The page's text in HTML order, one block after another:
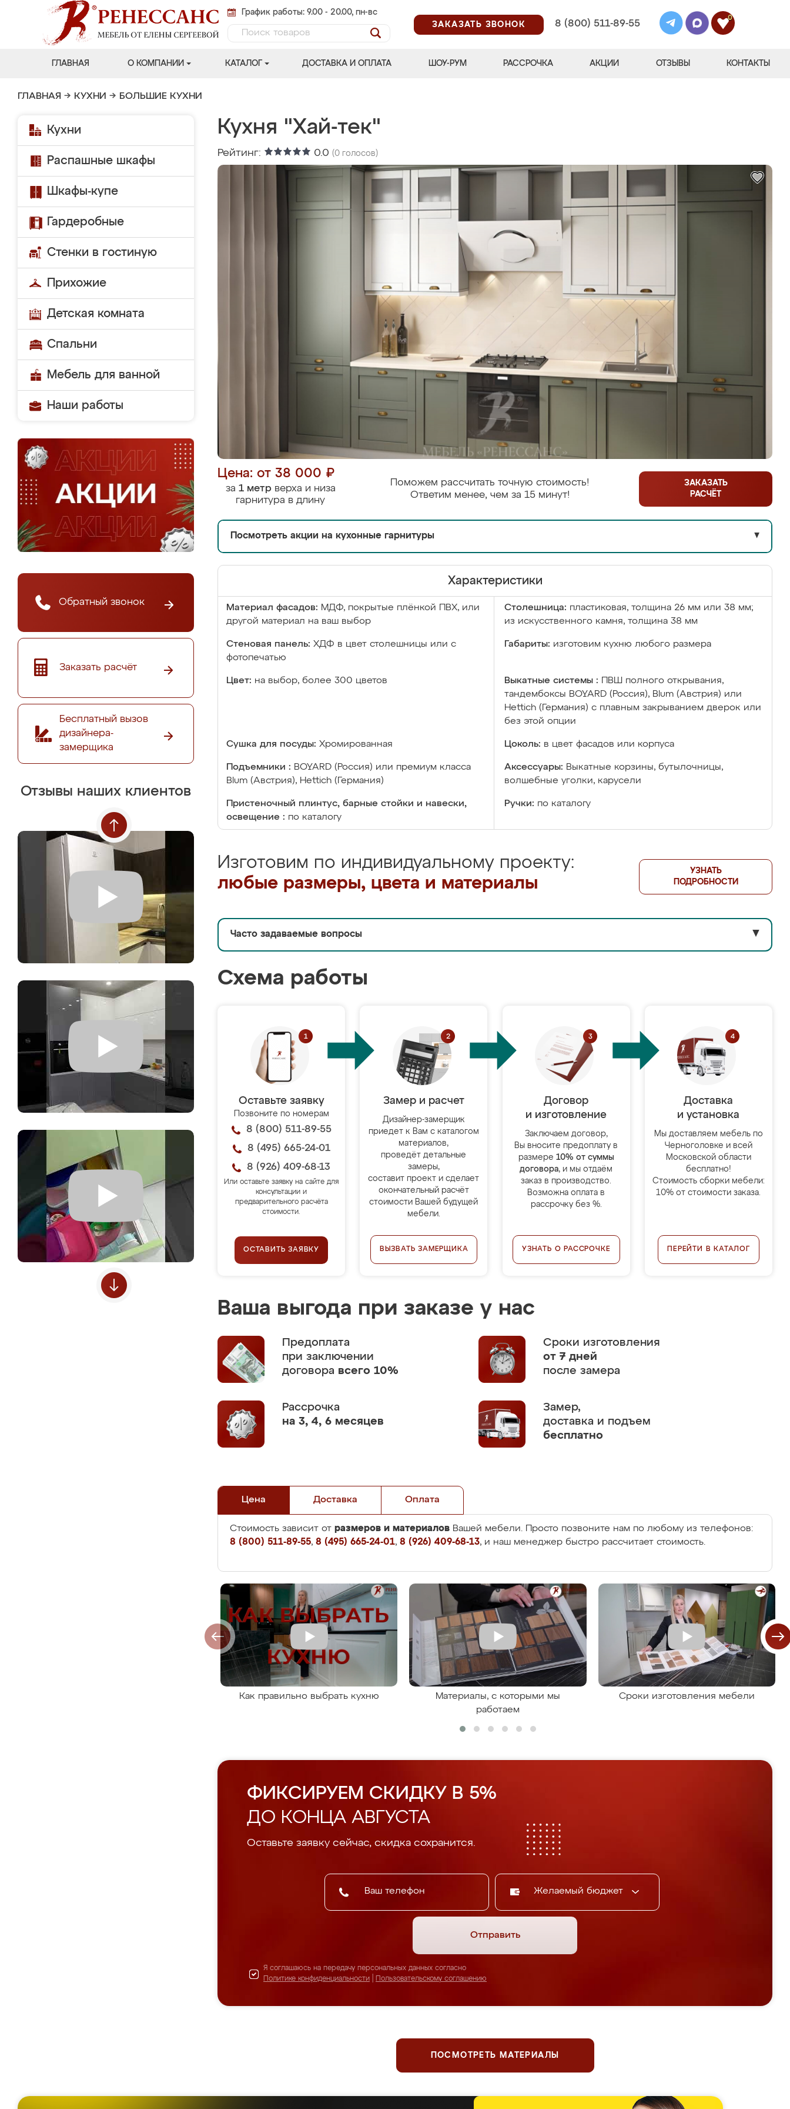
График работы: 9.00 - 20.00, пн-вс
ЗАКАЗАТЬ ЗВОНОК
8 (800) 511-89-55
0
ГЛАВНАЯ О КОМПАНИИ КАТАЛОГ ДОСТАВКА И ОПЛАТА ШОУ-РУМ РАССРОЧКА АКЦИИ ОТЗЫВЫ КОНТАКТЫ
ГЛАВНАЯ → КУХНИ → БОЛЬШИЕ КУХНИ
Кухни
Распашные шкафы
Шкафы-купе
Гардеробные
Стенки в гостиную
Прихожие
Детская комната
Спальни
Мебель для ванной
Наши работы
Обратный звонок
Заказать расчёт
Бесплатный вызов
дизайнера-
замерщика
Отзывы наших клиентов
Кухня "Хай-тек"
Рейтинг: 0.0 (0 голосов)
Цена: от 38 000 ₽
за 1 метрверха и низа
гарнитура в длину
Поможем рассчитать точную стоимость!
Ответим менее, чем за 15 минут!
ЗАКАЗАТЬ
РАСЧЁТ
Посмотреть акции на кухонные гарнитуры ▼
Характеристики
Материал фасадов: МДФ, покрытые плёнкой ПВХ, или
другой материал на ваш выбор
Столешница: пластиковая, толщина 26 мм или 38 мм;
из искусственного камня, толщина 38 мм
Стеновая панель: ХДФ в цвет столешницы или с
фотопечатью
Габариты: изготовим кухню любого размера
Цвет: на выбор, более 300 цветов Выкатные системы :
ПВШ полного открывания,
тандембоксы BOYARD (Россия), Blum (Австрия) или
Hettich (Германия) с плавным закрыванием дверок или
без этой опции
Сушка для посуды: Хромированная Цоколь: в цвет фасадов или корпуса
Подъемники : BOYARD (Россия) или премиум класса
Blum (Австрия), Hettich (Германия)
Аксессуары: Выкатные корзины, бутылочницы,
волшебные уголки, карусели
Пристеночный плинтус, барные стойки и навески,
освещение : по каталогу
Ручки: по каталогу
Изготовим по индивидуальному проекту:
любые размеры, цвета и материалы
УЗНАТЬ
ПОДРОБНОСТИ
Часто задаваемые вопросы ▼
Схема работы
Оставьте заявку
Позвоните по номерам
8 (800) 511-89-55
8 (495) 665-24-01
8 (926) 409-68-13
Или оставьте заявку на сайте для
консультации и
предварительного расчёта
стоимости.
ОСТАВИТЬ ЗАЯВКУ
Замер и расчет
Дизайнер-замерщик
приедет к Вам с каталогом
материалов,
проведёт детальные
замеры,
составит проект и сделает
окончательный расчёт
стоимости Вашей будущей
мебели.
ВЫЗВАТЬ ЗАМЕРЩИКА
Договор
и изготовление
Заключаем договор,
Вы вносите предоплату в
размере 10% от суммы
договора, и мы отдаём
заказ в производство.
Возможна оплата в
рассрочку без %.
УЗНАТЬ О РАССРОЧКЕ
Доставка
и установка
Мы доставляем мебель по
Черноголовке и всей
Московской области
бесплатно!
Стоимость сборки мебели:
10% от стоимости заказа.
ПЕРЕЙТИ В КАТАЛОГ
Ваша выгода при заказе у нас
Предоплата
при заключении
договора всего 10%
Сроки изготовления
от 7 дней
после замера
Рассрочка
на 3, 4, 6 месяцев
Замер,
доставка и подъем
бесплатно
Цена Доставка Оплата
Стоимость зависит от размеров и материалов Вашей мебели. Просто позвоните нам по любому из телефонов:
8 (800) 511-89-55, 8 (495) 665-24-01, 8 (926) 409-68-13, и наш менеджер быстро рассчитает стоимость.
Как правильно выбрать кухню
Материалы, с которыми мы
работаем
Сроки изготовления мебели
ФИКСИРУЕМ СКИДКУ В 5%
ДО КОНЦА АВГУСТА
Оставьте заявку сейчас, скидка сохранится.
Желаемый бюджет
Отправить
Я соглашаюсь на передачу персональных данных согласно
Политике конфиденциальности
Пользовательскому соглашению
ПОСМОТРЕТЬ МАТЕРИАЛЫ